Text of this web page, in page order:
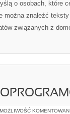
o osobach, które
można znaleźć
związanych z
MOŻLIWOŚĆ